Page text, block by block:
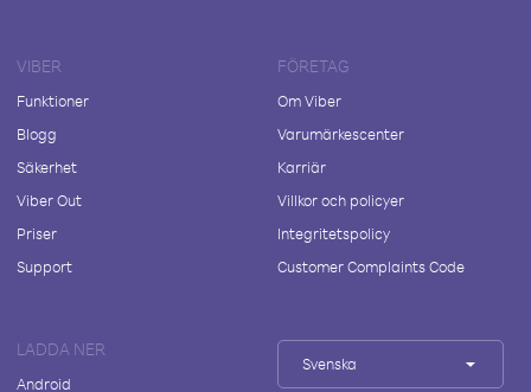
VIBER
Funktioner
Blogg
Säkerhet
Viber Out
Priser
Support
FÖRETAG
Om Viber
Varumärkescenter
Karriär
Villkor och policyer
Integritetspolicy
Customer Complaints Code
LADDA NER
Android
Svenska